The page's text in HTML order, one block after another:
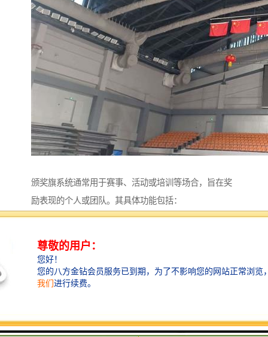
颁奖旗系统通常用于赛事、活动或培训等场合，旨在奖
励表现的个人或团队。其具体功能包括：
1. **奖项设置**：定义不同奖项的种类和标准，例如表
2. **评估与评分**：建立评估标准，并通过评估机制对
参与者进行评分，以便公平选出获奖者。
3. **数据记录**：记录参与者的表现数据，包括得分、
4. **通知与沟通**：及时通知获奖者及相关人员，发布